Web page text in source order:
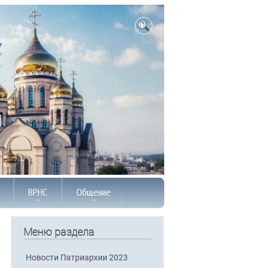
ВРНС Общение
Меню раздела
Новости Патриархии 2023